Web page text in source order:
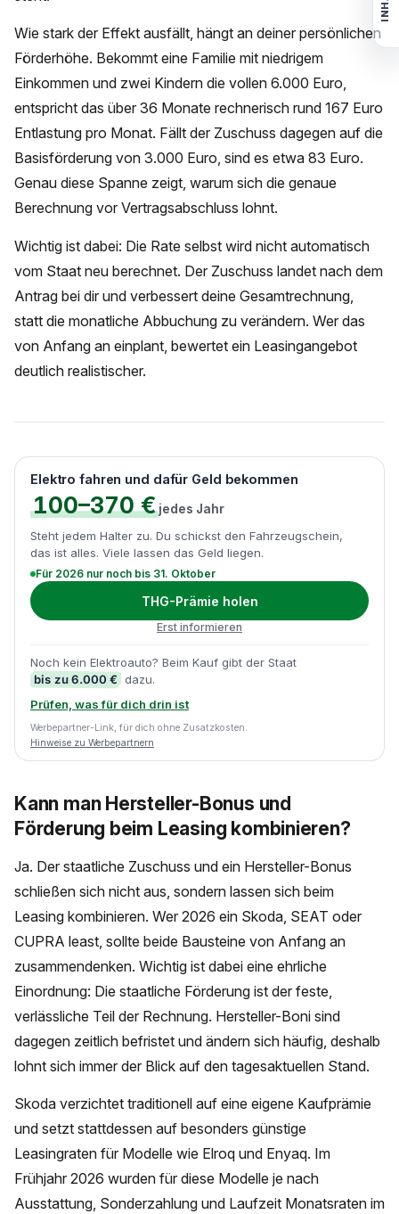
Wie stark der Effekt ausfällt, hängt an deiner persönlichen
Förderhöhe. Bekommt eine Familie mit niedrigem
Einkommen und zwei Kindern die vollen 6.000 Euro,
entspricht das über 36 Monate rechnerisch rund 167 Euro
Entlastung pro Monat. Fällt der Zuschuss dagegen auf die
Basisförderung von 3.000 Euro, sind es etwa 83 Euro.
Genau diese Spanne zeigt, warum sich die genaue
Berechnung vor Vertragsabschluss lohnt.
Wichtig ist dabei: Die Rate selbst wird nicht automatisch
vom Staat neu berechnet. Der Zuschuss landet nach dem
Antrag bei dir und verbessert deine Gesamtrechnung,
statt die monatliche Abbuchung zu verändern. Wer das
von Anfang an einplant, bewertet ein Leasingangebot
deutlich realistischer.
Elektro fahren und dafür Geld bekommen
100–370 € jedes Jahr
Steht jedem Halter zu. Du schickst den Fahrzeugschein,
das ist alles. Viele lassen das Geld liegen.
Für 2026 nur noch bis 31. Oktober
THG-Prämie holen
Erst informieren
Noch kein Elektroauto? Beim Kauf gibt der Staat
bis zu 6.000 € dazu.
Prüfen, was für dich drin ist
Werbepartner-Link, für dich ohne Zusatzkosten.
Hinweise zu Werbepartnern
Kann man Hersteller-Bonus und
Förderung beim Leasing kombinieren?
Ja. Der staatliche Zuschuss und ein Hersteller-Bonus
schließen sich nicht aus, sondern lassen sich beim
Leasing kombinieren. Wer 2026 ein Skoda, SEAT oder
CUPRA least, sollte beide Bausteine von Anfang an
zusammendenken. Wichtig ist dabei eine ehrliche
Einordnung: Die staatliche Förderung ist der feste,
verlässliche Teil der Rechnung. Hersteller-Boni sind
dagegen zeitlich befristet und ändern sich häufig, deshalb
lohnt sich immer der Blick auf den tagesaktuellen Stand.
Skoda verzichtet traditionell auf eine eigene Kaufprämie
und setzt stattdessen auf besonders günstige
Leasingraten für Modelle wie Elroq und Enyaq. Im
Frühjahr 2026 wurden für diese Modelle je nach
Ausstattung, Sonderzahlung und Laufzeit Monatsraten im